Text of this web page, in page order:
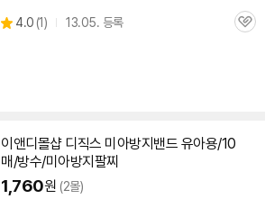
별
4.0 (상
1) 13.05. 등록
관
이앤디몰샵 디직스 미아방지밴드 유아용/10
매/방수/미아방지팔찌
1,760원 (2몰)